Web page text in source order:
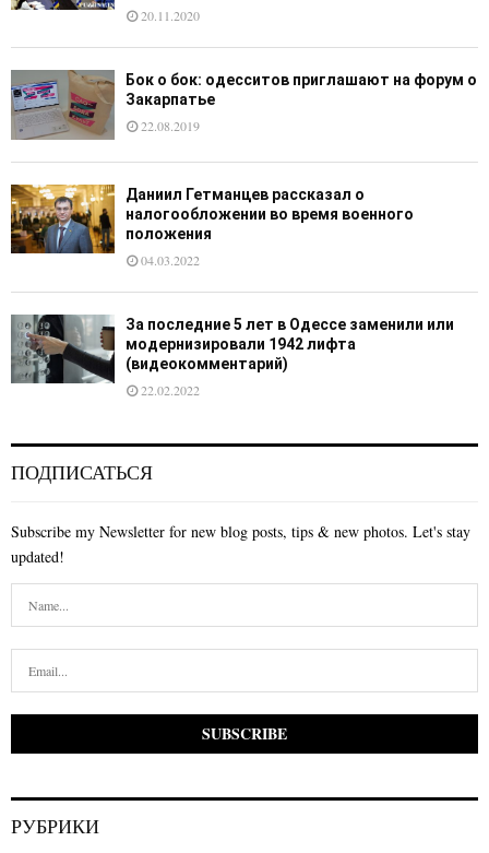
20.11.2020
Бок о бок: одесситов приглашают на форум о
Закарпатье
22.08.2019
Даниил Гетманцев рассказал о
налогообложении во время военного
положения
04.03.2022
За последние 5 лет в Одессе заменили или
модернизировали 1942 лифта
(видеокомментарий)
22.02.2022
ПОДПИСАТЬСЯ
Subscribe my Newsletter for new blog posts, tips & new photos. Let's stay
updated!
РУБРИКИ